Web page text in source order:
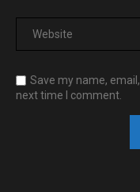
Save my name,
next time I comment.